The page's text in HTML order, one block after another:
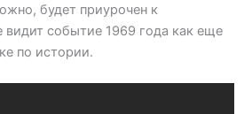
будет приурочен к
видит событие 1969 года как еще
по истории.